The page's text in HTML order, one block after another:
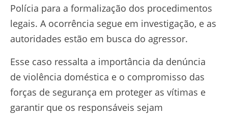
Polícia para a formalização dos procedimentos
legais. A ocorrência segue em investigação, e as
autoridades estão em busca do agressor.
Esse caso ressalta a importância da denúncia
de violência doméstica e o compromisso das
forças de segurança em proteger as vítimas e
garantir que os responsáveis sejam